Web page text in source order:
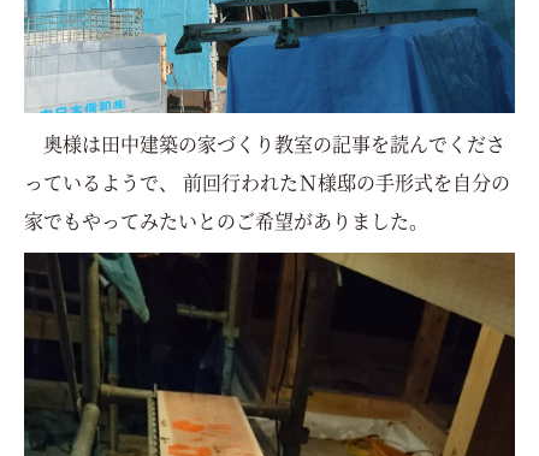
奥様は田中建築の家づくり教室の記事を読んでくださ
っているようで、 前回行われたＮ様邸の手形式を自分の
家でもやってみたいとのご希望がありました。